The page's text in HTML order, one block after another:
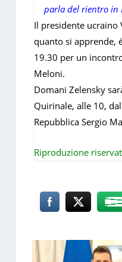
parla del rientro in
Il presidente ucraino
quanto si apprende,
19.30 per un
Meloni.
Domani Zelensky
Quirinale, alle 10,
Repubblica Sergio
Riproduzione